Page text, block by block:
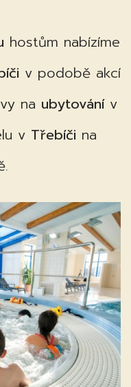
hostům nabízíme
v podobě akcí
na ubytovánív
v Třebíči na